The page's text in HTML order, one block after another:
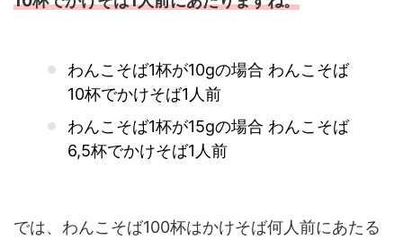
わんこそば1杯が10gの場合 わんこそば
10杯でかけそば1人前
わんこそば1杯が15gの場合 わんこそば
6,5杯でかけそば1人前
では、わんこそば100杯はかけそば何人前にあたる